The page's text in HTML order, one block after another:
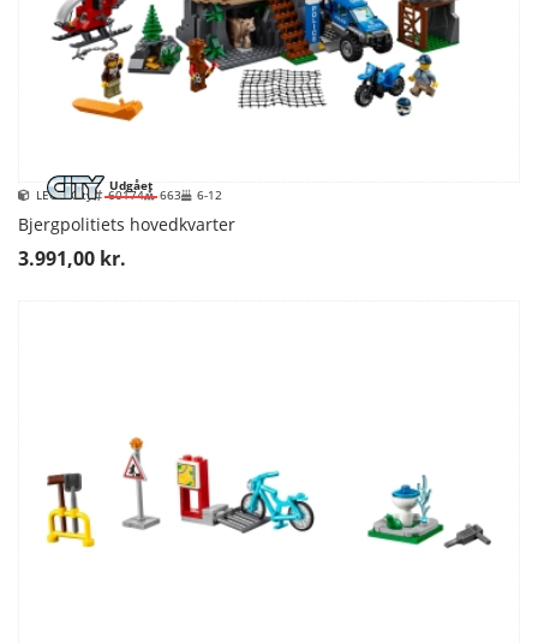
Udgået
LEGO City 60174 663 6-12
Bjergpolitiets hovedkvarter
3.991,00 kr.